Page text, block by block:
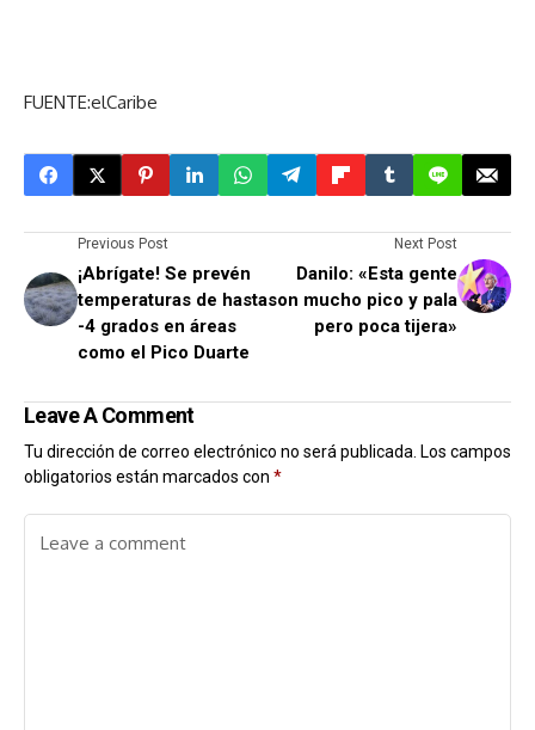
FUENTE:elCaribe
Previous Post
¡Abrígate! Se prevén
temperaturas de hasta
-4 grados en áreas
como el Pico Duarte
Next Post
Danilo: «Esta gente
son mucho pico y pala
pero poca tijera»
Leave A Comment
Tu dirección de correo electrónico no será publicada. Los campos
obligatorios están marcados con *